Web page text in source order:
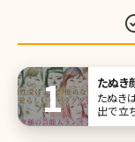
たぬき
たぬき
出で立
息して